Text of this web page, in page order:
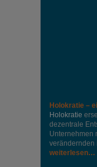
Holokratie –
Holokratie
dezentrale
Unternehmen
verändernden
weiterlesen…